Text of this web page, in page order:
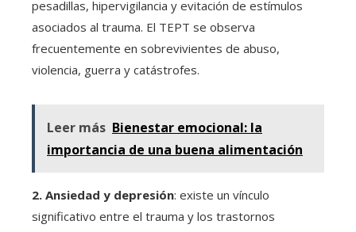
pesadillas, hipervigilancia y evitación de estímulos
asociados al trauma. El TEPT se observa
frecuentemente en sobrevivientes de abuso,
violencia, guerra y catástrofes.
Leer más Bienestar emocional: la
importancia de una buena alimentación
2. Ansiedad y depresión: existe un vínculo
significativo entre el trauma y los trastornos